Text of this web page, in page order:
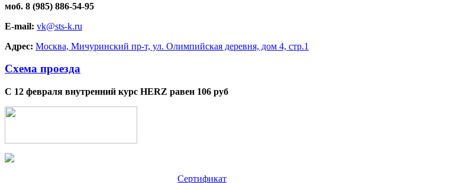
моб. 8 (985) 886-54-95
E-mail: vk@sts-k.ru
Адрес: Москва, Мичуринский пр-т, ул. Олимпийская деревня, дом 4, стр.1
Схема проезда
С 12 февраля внутренний курс HERZ равен 106 руб
Сертификат